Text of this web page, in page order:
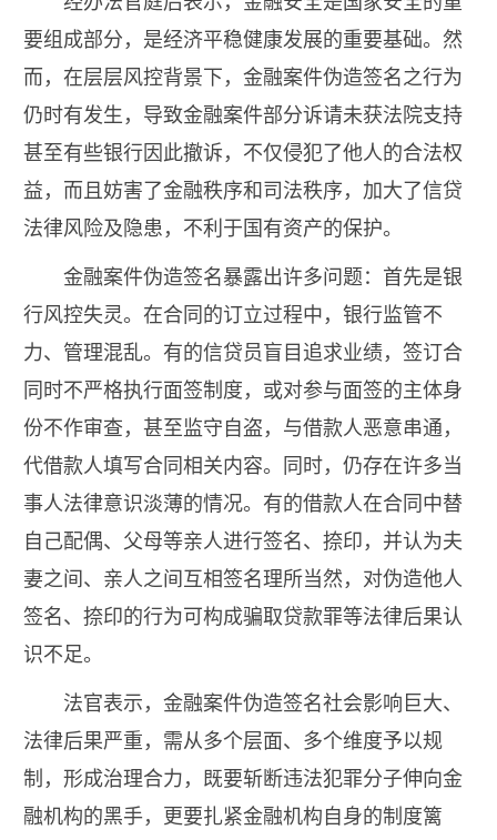
要组成部分，是经济平稳健康发展的重要基础。然
而，在层层风控背景下，金融案件伪造签名之行为
仍时有发生，导致金融案件部分诉请未获法院支持
甚至有些银行因此撤诉，不仅侵犯了他人的合法权
益，而且妨害了金融秩序和司法秩序，加大了信贷
法律风险及隐患，不利于国有资产的保护。
金融案件伪造签名暴露出许多问题：首先是银
行风控失灵。在合同的订立过程中，银行监管不
力、管理混乱。有的信贷员盲目追求业绩，签订合
同时不严格执行面签制度，或对参与面签的主体身
份不作审查，甚至监守自盗，与借款人恶意串通，
代借款人填写合同相关内容。同时，仍存在许多当
事人法律意识淡薄的情况。有的借款人在合同中替
自己配偶、父母等亲人进行签名、捺印，并认为夫
妻之间、亲人之间互相签名理所当然，对伪造他人
签名、捺印的行为可构成骗取贷款罪等法律后果认
识不足。
法官表示，金融案件伪造签名社会影响巨大、
法律后果严重，需从多个层面、多个维度予以规
制，形成治理合力，既要斩断违法犯罪分子伸向金
融机构的黑手，更要扎紧金融机构自身的制度篱